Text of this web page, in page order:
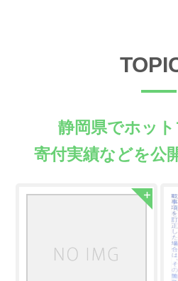
静岡県でホッ
寄付実績などを公